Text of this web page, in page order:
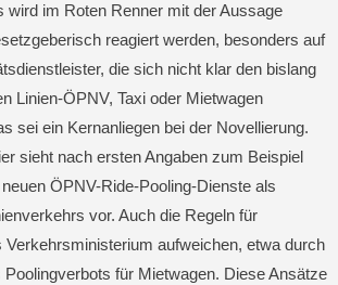
wird im Roten Renner mit der Aussage
reagiert werden, besonders auf
die sich nicht klar den bislang
Linien-ÖPNV, Taxi oder Mietwagen
sei ein Kernanliegen bei der Novellierung.
sieht nach ersten Angaben zum Beispiel
ÖPNV-Ride-Pooling-Dienste als
vor. Auch die Regeln für
Verkehrsministerium aufweichen, etwa durch
Poolingverbots für Mietwagen. Diese Ansätze